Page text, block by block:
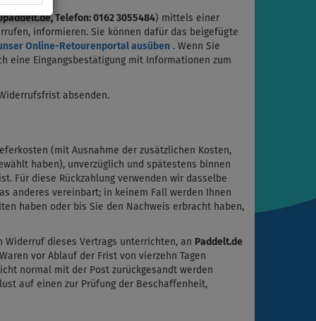
Telefon: 0162 3055484) mittels einer
informieren. Sie können dafür das beigefügte
Online-Retourenportal ausüben . Wenn Sie
eine Eingangsbestätigung mit Informationen zum
absenden.
(mit Ausnahme der zusätzlichen Kosten,
haben), unverzüglich und spätestens binnen
Für diese Rückzahlung verwenden wir dasselbe
anderes vereinbart; in keinem Fall werden Ihnen
haben oder bis Sie den Nachweis erbracht haben,
Widerruf dieses Vertrags unterrichten, an Paddelt.de
vor Ablauf der Frist von vierzehn Tagen
normal mit der Post zurückgesandt werden
auf einen zur Prüfung der Beschaffenheit,